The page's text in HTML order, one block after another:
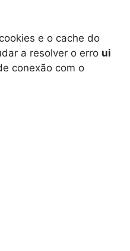
e o cache do
a resolver o erro ui
conexão com o